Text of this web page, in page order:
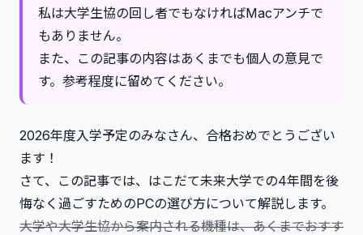
私は大学生協の回し者でもなければMacアンチで
もありません。
また、この記事の内容はあくまでも個人の意見で
す。参考程度に留めてください。
2026年度入学予定のみなさん、合格おめでとうござい
ます！
さて、この記事では、はこだて未来大学での4年間を後
悔なく過ごすためのPCの選び方について解説します。
大学や大学生協から案内される機種は、あくまでおすす
結論: Dottoに惑わされるな